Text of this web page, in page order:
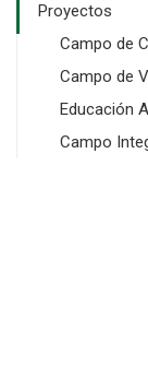
Proyectos
Campo de
Campo de
Educación
Campo